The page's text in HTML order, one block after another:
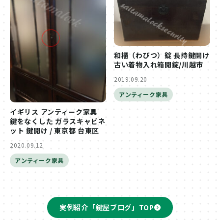
イギリス アンティーク家具
鍵をなくした ガラスキャビネ
ット 鍵開け / 東京都 台東区
2020.09.12
アンティーク家具
和櫃（わびつ）錠 長持鍵開け
古い着物入れ箱開錠/川越市
2019.09.20
アンティーク家具
実例紹介「鍵屋ブログ」TOP